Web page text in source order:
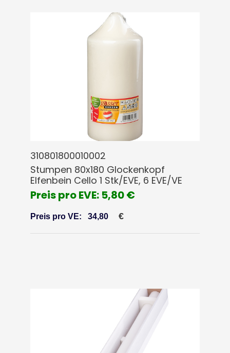
310801800010002
Stumpen 80x180 Glockenkopf
Elfenbein Cello 1 Stk/EVE, 6 EVE/VE
Preis pro EVE: 5,80 €
Preis pro VE: 34,80 €